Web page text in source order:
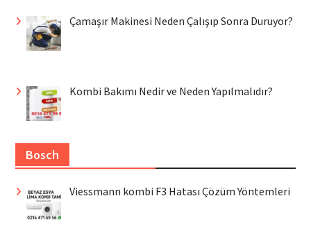
Çamaşır Makinesi Neden Çalışıp Sonra Duruyor?
Kombi Bakımı Nedir ve Neden Yapılmalıdır?
Bosch
Viessmann kombi F3 Hatası Çözüm Yöntemleri